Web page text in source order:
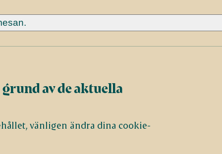
av de aktuella
vänligen ändra dina cookie-